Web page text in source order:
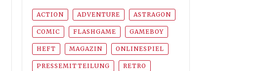
ACTION ADVENTURE ASTRAGON
COMIC FLASHGAME GAMEBOY
HEFT MAGAZIN ONLINESPIEL
PRESSEMITTEILUNG RETRO